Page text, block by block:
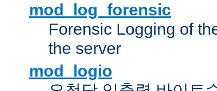
mod_log_forensic
Forensic Logging of
the server
mod_logio